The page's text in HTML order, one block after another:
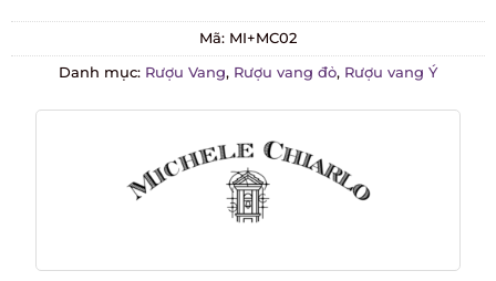
Mã:MI+MC02
Danh mục:Rượu Vang,Rượu vang đỏ,Rượu vang Ý